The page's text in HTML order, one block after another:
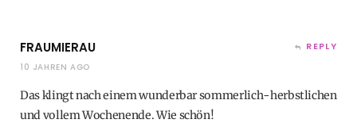
FRAUMIERAU
10 JAHREN AGO
REPLY
Das klingt nach einem wunderbar sommerlich-herbstlichen
und vollem Wochenende. Wie schön!